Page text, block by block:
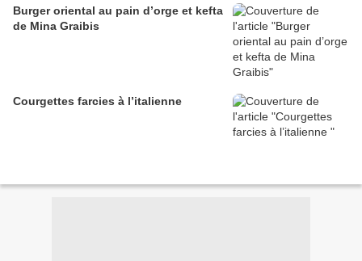
Burger oriental au pain d’orge et kefta
de Mina Graibis
Courgettes farcies à l’italienne